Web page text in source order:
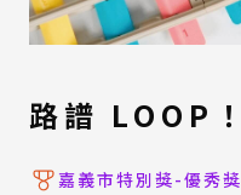
路譜 LOOP！
嘉義市特別獎-優秀獎